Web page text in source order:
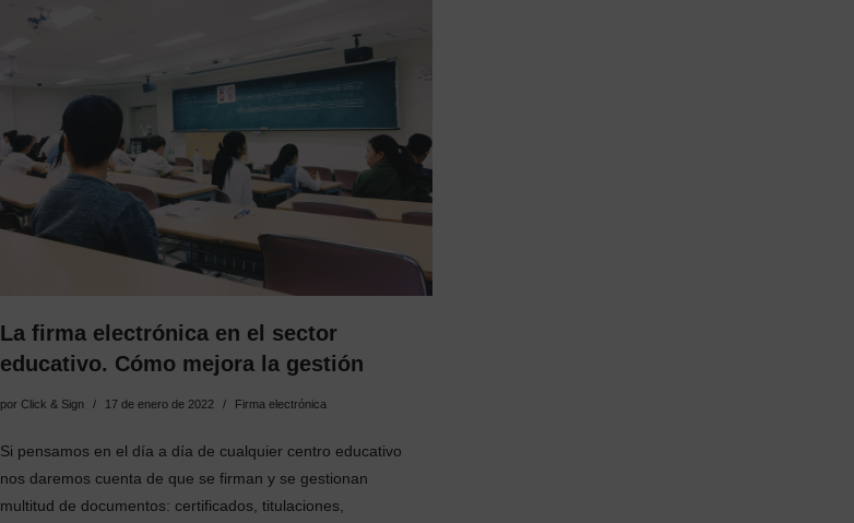
La firma electrónica en el sector
educativo. Cómo mejora la gestión
por Click & Sign 17 de enero de 2022 Firma electrónica
Si pensamos en el día a día de cualquier centro educativo
nos daremos cuenta de que se firman y se gestionan
multitud de documentos: certificados, titulaciones,